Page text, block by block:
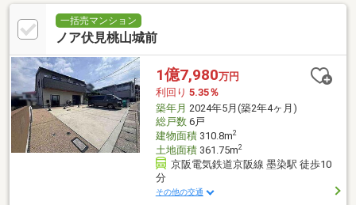
一括売マンション
ノア伏見桃山城前
1億7,980万円
利回り 5.35％
築年月 2024年5月(築2年4ヶ月)
総戸数6戸
建物面積310.8m2
土地面積361.75m2
京阪電気鉄道京阪線 墨染駅 徒歩10
分
その他の交通